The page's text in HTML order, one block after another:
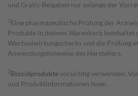
und Gratis-Beigaben nur solange der
1 Eine pharmazeutische Prüfung der
Produkte in deinem Warenkorb beinhaltet
Wechselwirkungschecks und die Prüfung
Anwendungshinweise des Herstellers.
2Biozidproduktevorsichtig verwenden.
und Produktinformationen lesen.